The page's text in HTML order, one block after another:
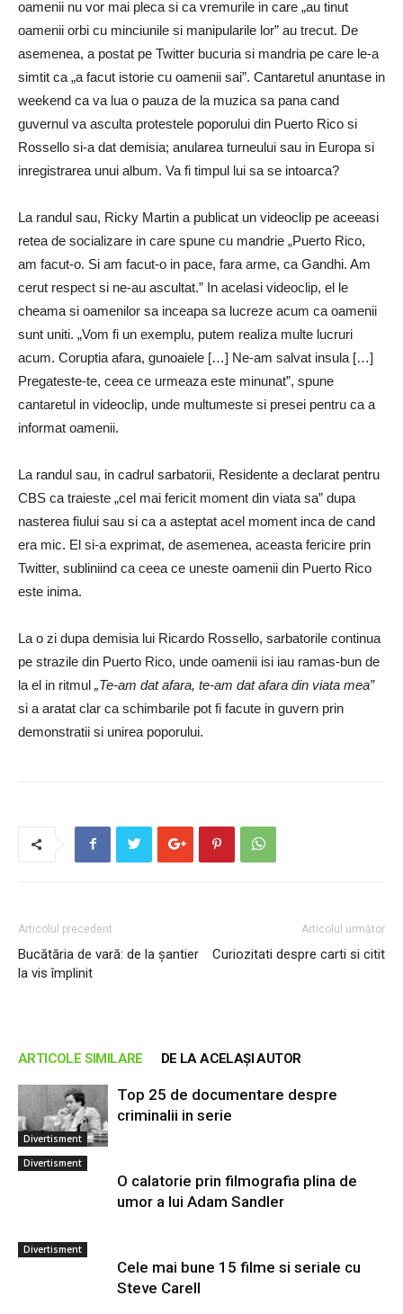
oamenii nu vor mai pleca si ca vremurile in care „au tinut
oamenii orbi cu minciunile si manipularile lor” au trecut. De
asemenea, a postat pe Twitter bucuria si mandria pe care le-a
simtit ca „a facut istorie cu oamenii sai”. Cantaretul anuntase in
weekend ca va lua o pauza de la muzica sa pana cand
guvernul va asculta protestele poporului din Puerto Rico si
Rossello si-a dat demisia; anularea turneului sau in Europa si
inregistrarea unui album. Va fi timpul lui sa se intoarca?
La randul sau, Ricky Martin a publicat un videoclip pe aceeasi
retea de socializare in care spune cu mandrie „Puerto Rico,
am facut-o. Si am facut-o in pace, fara arme, ca Gandhi. Am
cerut respect si ne-au ascultat.” In acelasi videoclip, el le
cheama si oamenilor sa inceapa sa lucreze acum ca oamenii
sunt uniti. „Vom fi un exemplu, putem realiza multe lucruri
acum. Coruptia afara, gunoaiele […] Ne-am salvat insula […]
Pregateste-te, ceea ce urmeaza este minunat”, spune
cantaretul in videoclip, unde multumeste si presei pentru ca a
informat oamenii.
La randul sau, in cadrul sarbatorii, Residente a declarat pentru
CBS ca traieste „cel mai fericit moment din viata sa” dupa
nasterea fiului sau si ca a asteptat acel moment inca de cand
era mic. El si-a exprimat, de asemenea, aceasta fericire prin
Twitter, subliniind ca ceea ce uneste oamenii din Puerto Rico
este inima.
La o zi dupa demisia lui Ricardo Rossello, sarbatorile continua
pe strazile din Puerto Rico, unde oamenii isi iau ramas-bun de
la el in ritmul „Te-am dat afara, te-am dat afara din viata mea”
si a aratat clar ca schimbarile pot fi facute in guvern prin
demonstratii si unirea poporului.
Articolul precedent
Bucătăria de vară: de la șantier
la vis împlinit
Articolul următor
Curiozitati despre carti si citit
ARTICOLE SIMILARE DE LA ACELAȘI AUTOR
Divertisment
Top 25 de documentare despre
criminalii in serie
Divertisment
O calatorie prin filmografia plina de
umor a lui Adam Sandler
Divertisment
Cele mai bune 15 filme si seriale cu
Steve Carell